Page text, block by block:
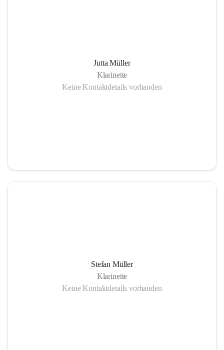
Jutta Müller
Klarinette
Keine Kontaktdetails vorhanden
Stefan Müller
Klarinette
Keine Kontaktdetails vorhanden